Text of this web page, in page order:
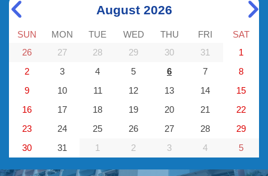
August 2026
SUN MON TUE WED THU FRI
SAT
26
27 28 29 30 31
1
2
3 4 5 6 7
8
9
10 11 12 13 14
15
16
17 18 19 20 21
22
23
24 25 26 27 28
29
30
31 1 2 3 4 5